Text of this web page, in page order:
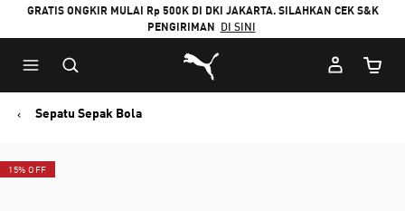
GRATIS ONGKIR MULAI Rp 500K DI DKI JAKARTA. SILAHKAN CEK S&K
PENGIRIMAN DI SINI
Puma Beranda
Sepatu Sepak Bola
15% OFF